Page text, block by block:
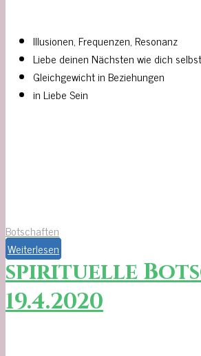
Illusionen, Frequenzen, Resonanz
Liebe deinen Nächsten wie dich
Gleichgewicht in Beziehungen
in Liebe Sein
Botschaften
Weiterlesen
spirituelle
19.4.2020